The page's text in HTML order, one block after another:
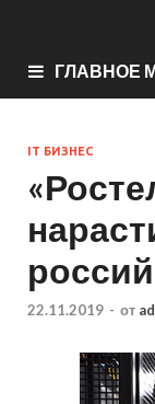
ГЛАВНОЕ
IT БИЗНЕС
22.11.2019 - от